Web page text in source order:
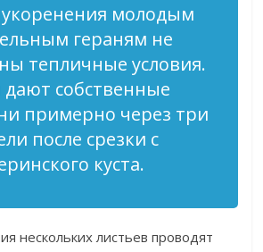
молодым
гераням не
тепличные условия.
собственные
примерно через три
после срезки с
куста.
нескольких листьев проводят